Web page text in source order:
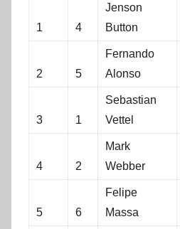
1 4
Jenson
Button
2 5
Fernando
Alonso
3 1
Sebastian
Vettel
4 2
Mark
Webber
5 6
Felipe
Massa